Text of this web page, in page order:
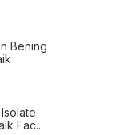
Bening
Fac...